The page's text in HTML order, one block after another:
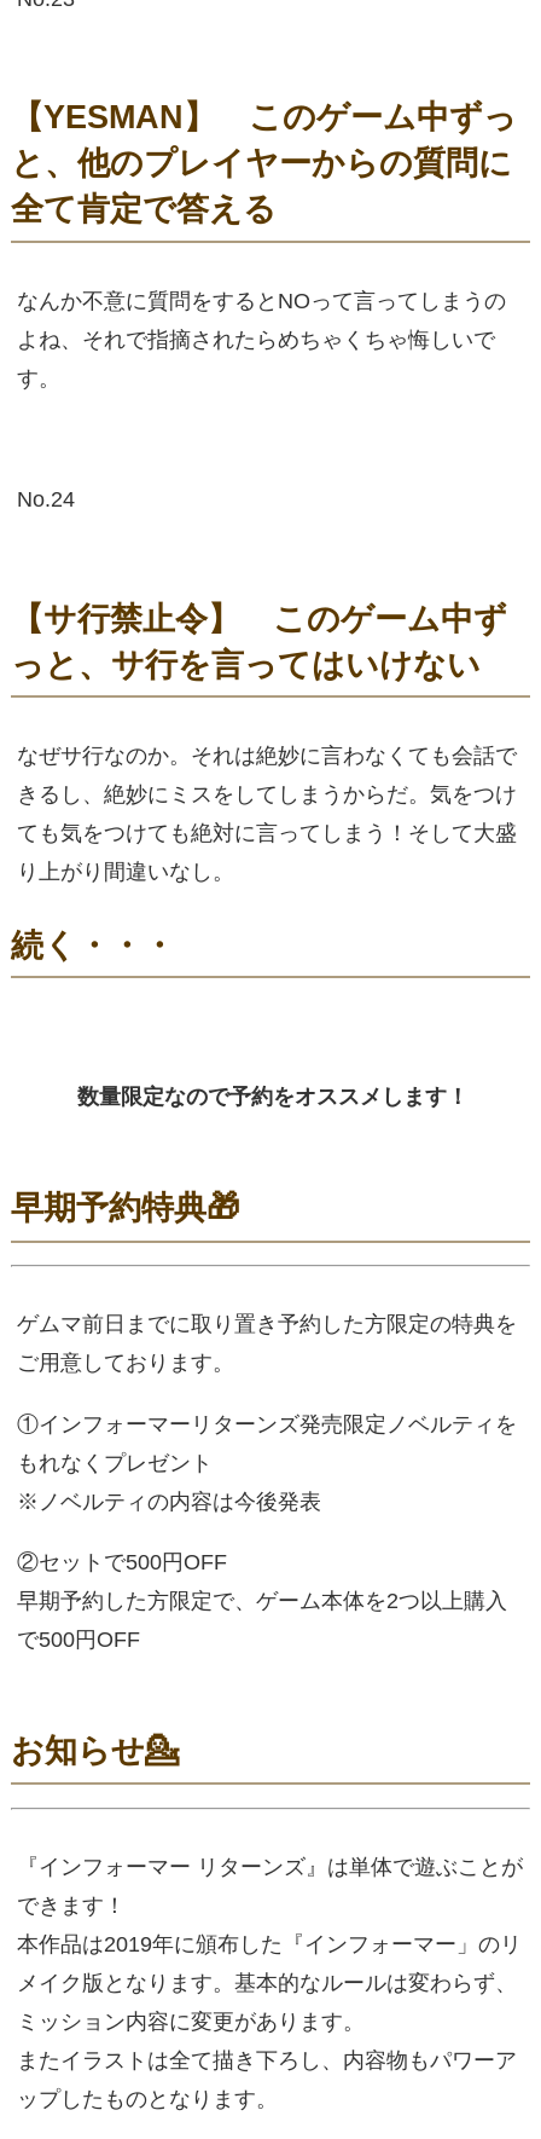
【YESMAN】 このゲーム中ずっ
と、他のプレイヤーからの質問に
全て肯定で答える
なんか不意に質問をするとNOって言ってしまうの
よね、それで指摘されたらめちゃくちゃ悔しいで
す。
No.24
【サ行禁止令】 このゲーム中ず
っと、サ行を言ってはいけない
なぜサ行なのか。それは絶妙に言わなくても会話で
きるし、絶妙にミスをしてしまうからだ。気をつけ
ても気をつけても絶対に言ってしまう！そして大盛
り上がり間違いなし。
続く・・・
数量限定なので予約をオススメします！
早期予約特典🎁
ゲムマ前日までに取り置き予約した方限定の特典を
ご用意しております。
①インフォーマーリターンズ発売限定ノベルティを
もれなくプレゼント
※ノベルティの内容は今後発表
②セットで500円OFF
早期予約した方限定で、ゲーム本体を2つ以上購入
で500円OFF
お知らせ💁
『インフォーマー リターンズ』は単体で遊ぶことが
できます！
本作品は2019年に頒布した『インフォーマー」のリ
メイク版となります。基本的なルールは変わらず、
ミッション内容に変更があります。
またイラストは全て描き下ろし、内容物もパワーア
ップしたものとなります。